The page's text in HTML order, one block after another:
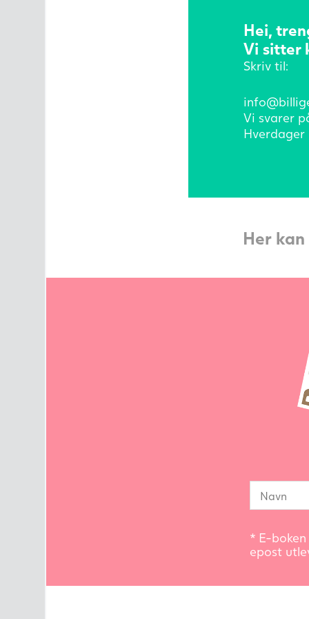
Hei,
Vi sitter
Skriv til:
Vi svarer
Hverdager
Her
* E-
epost